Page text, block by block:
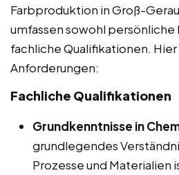
Farbproduktion in Groß-
umfassen sowohl persönliche
fachliche Qualifikationen.
Anforderungen:
Fachliche Qualifikationen
Grundkenntnisse in
grundlegendes
Prozesse und Materialien